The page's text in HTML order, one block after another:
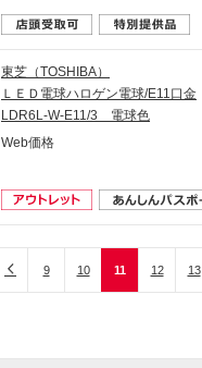
東芝（TOSHIBA）
ＬＥＤ電球ハロゲン電球/E11口金
LDR6L-W-E11/3 電球色
Web価格
9 10 11 12 13